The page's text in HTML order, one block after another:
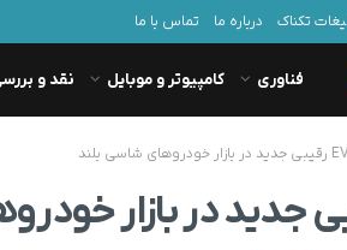
تکناک درباره ما تماس با ما
فناوری کامپیوتر و موبایل نقد و